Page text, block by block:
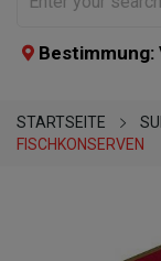
STARTSEITE
FISCHKONSERVEN